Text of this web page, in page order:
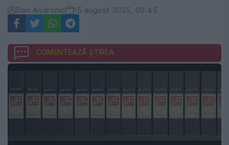
Dan Andronic 15 august 2025, 09:45
COMENTEAZĂ ȘTIREA